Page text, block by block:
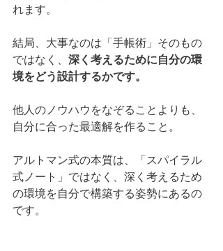
れます。
結局、大事なのは「手帳術」そのもの
ではなく、 深く考えるために自分の環
境をどう設計するかです。
他人のノウハウをなぞることよりも、
自分に合った最適解を作ること。
アルトマン式の本質は、「スパイラル
式ノート」ではなく、深く考えるため
の環境を自分で構築する姿勢にあるの
です。